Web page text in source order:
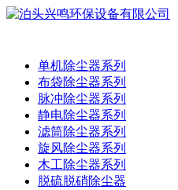
单机除尘器系列
布袋除尘器系列
脉冲除尘器系列
静电除尘器系列
滤筒除尘器系列
旋风除尘器系列
木工除尘器系列
脱硫脱硝除尘器